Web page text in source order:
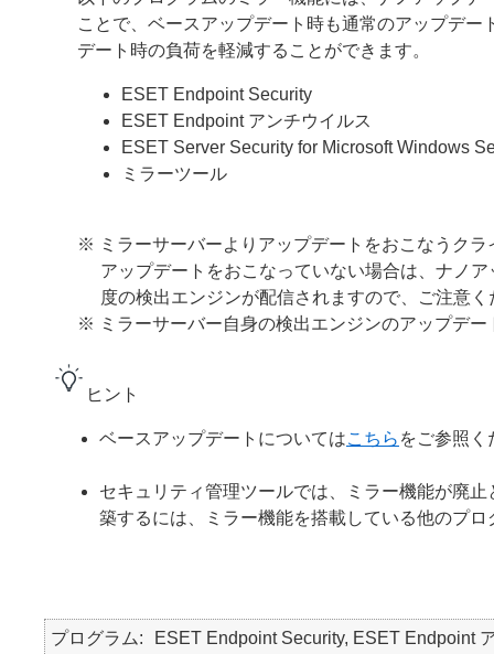
ことで、ベースアップデート時も通常のアップデ
デート時の負荷を軽減することができます。
ESET Endpoint Security
ESET Endpoint アンチウイルス
ESET Server Security for Microsoft Windows
ミラーツール
※ ミラーサーバーよりアップデートをおこなうク
アップデートをおこなっていない場合は、ナノ
度の検出エンジンが配信されますので、ご注意く
※ ミラーサーバー自身の検出エンジンのアップデ
ヒント
ベースアップデートについてはこちら をご参照く
セキュリティ管理ツールでは、ミラー機能が廃
築するには、ミラー機能を搭載している他のプ
プログラム
ESET Endpoint Security, ESET Endpoint